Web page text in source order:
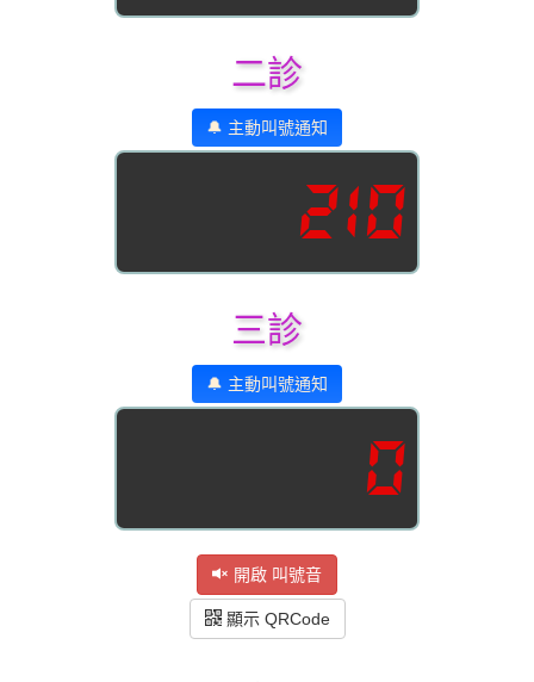
二診
🔔 主動叫號通知
210
三診
🔔 主動叫號通知
0
開啟 叫號音
顯示 QRCode